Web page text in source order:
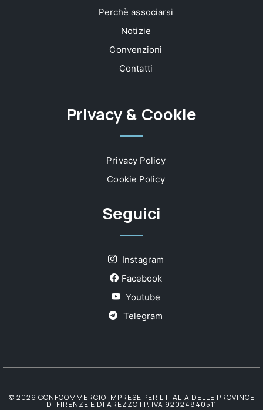
Perchè associarsi
Notizie
Convenzioni
Contatti
Privacy & Cookie
Privacy Policy
Cookie Policy
Seguici
Instagram
Facebook
Youtube
Telegram
© 2026 CONFCOMMERCIO IMPRESE PER L’ITALIA DELLE PROVINCE
DI FIRENZE E DI AREZZO | P. IVA 92024840511